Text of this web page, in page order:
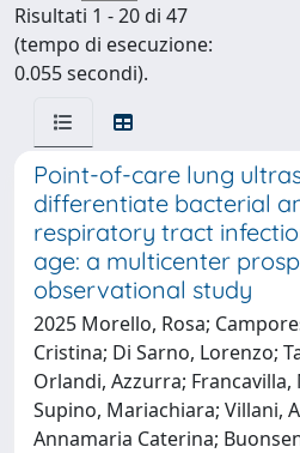
Risultati 1 - 20 di 47
(tempo di esecuzione:
0.055 secondi).
Point-of-care lung
differentiate bacterial
respiratory tract
age: a multicenter
observational study
2025 Morello, Rosa;
Cristina; Di Sarno, Lorenzo;
Orlandi, Azzurra;
Supino, Mariachiara; Villani,
Annamaria Caterina;